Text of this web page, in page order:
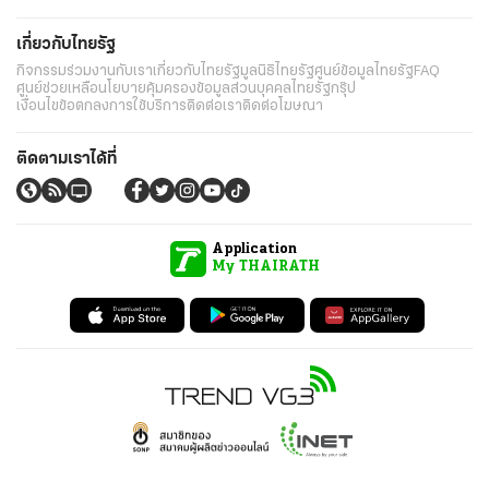
เกี่ยวกับไทยรัฐ
กิจกรรมร่วมงานกับเราเกี่ยวกับไทยรัฐมูลนิธิไทยรัฐศูนย์ข้อมูลไทยรัฐ FAQ
ศูนย์ช่วยเหลือนโยบายคุ้มครองข้อมูลส่วนบุคคลไทยรัฐกรุ๊ป
เงื่อนไขข้อตกลงการใช้บริการติดต่อเราติดต่อโฆษณา
ติดตามเราได้ที่
Application
My THAIRATH